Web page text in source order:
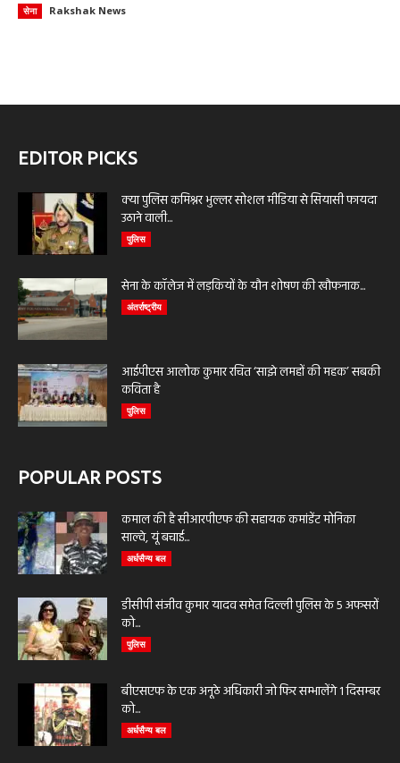
सेना Rakshak News
EDITOR PICKS
क्या पुलिस कमिश्नर भुल्लर सोशल मीडिया से सियासी फायदा
उठाने वाली...
पुलिस
सेना के कॉलेज में लड़कियों के यौन शोषण की खौफनाक...
अंतर्राष्ट्रीय
आईपीएस आलोक कुमार रचित ‘साझे लमहों की महक’ सबकी
कविता है
पुलिस
POPULAR POSTS
कमाल की है सीआरपीएफ की सहायक कमांडेंट मोनिका
साल्वे, यूं बचाई...
अर्धसैन्य बल
डीसीपी संजीव कुमार यादव समेत दिल्ली पुलिस के 5 अफसरों
को...
पुलिस
बीएसएफ के एक अनूठे अधिकारी जो फिर सम्भालेंगे 1 दिसम्बर
को...
अर्धसैन्य बल